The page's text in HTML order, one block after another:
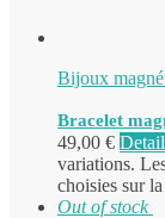
Bijoux
Bracelet
49,00 €
variations.
choisies sur
Out of stock